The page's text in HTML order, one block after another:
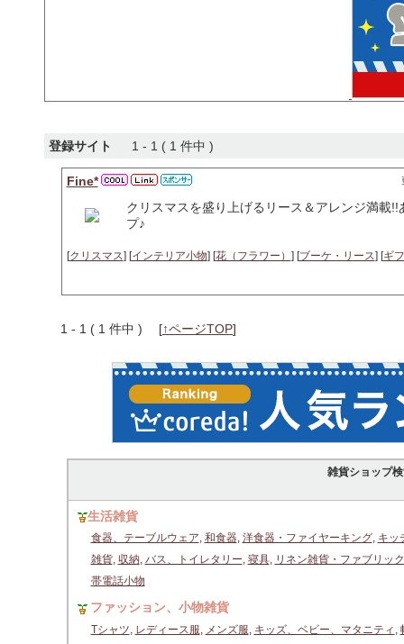
登録サイト 1 - 1 ( 1 件中 )
Fine*
クリスマスを盛り上げるリース＆アレンジ満載
プ♪
[クリスマス] [インテリア小物] [花（フラワー） ] [ブーケ・リース] [ギ
1 - 1 ( 1 件中 ) [↑ページTOP]
雑貨ショップ
生活雑貨
食器、テーブルウェア, 和食器, 洋食器・ファイヤーキング, キッ
雑貨, 収納, バス、トイレタリー, 寝具, リネン雑貨・ファブリック
帯電話小物
ファッション、小物雑貨
Tシャツ, レディース服, メンズ服, キッズ、ベビー、マタニティ ,